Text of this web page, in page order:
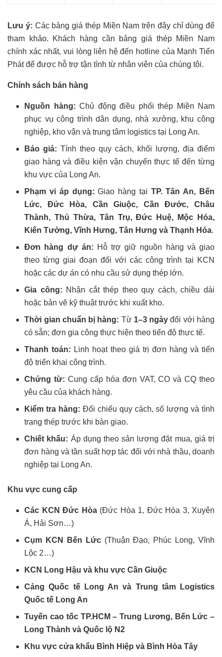
Lưu ý: Các bảng giá thép Miền Nam trên đây chỉ dùng để
tham khảo. Khách hàng cần bảng giá thép Miền Nam
chính xác nhất, vui lòng liên hệ đến hotline của Mạnh Tiến
Phát để được hỗ trợ tận tình từ nhân viên của chúng tôi.
Chính sách bán hàng
Nguồn hàng: Chủ động điều phối thép Miền Nam
phục vụ công trình dân dụng, nhà xưởng, khu công
nghiệp, kho vận và trung tâm logistics tại Long An.
Báo giá: Tính theo quy cách, khối lượng, địa điểm
giao hàng và điều kiện vận chuyển thực tế đến từng
khu vực của Long An.
Phạm vi áp dụng: Giao hàng tại TP. Tân An, Bến
Lức, Đức Hòa, Cần Giuộc, Cần Đước, Châu
Thành, Thủ Thừa, Tân Trụ, Đức Huệ, Mộc Hóa,
Kiến Tường, Vĩnh Hưng, Tân Hưng và Thạnh Hóa.
Đơn hàng dự án: Hỗ trợ giữ nguồn hàng và giao
theo từng giai đoạn đối với các công trình tại KCN
hoặc các dự án có nhu cầu sử dụng thép lớn.
Gia công: Nhận cắt thép theo quy cách, chiều dài
hoặc bản vẽ kỹ thuật trước khi xuất kho.
Thời gian chuẩn bị hàng: Từ 1–3 ngày đối với hàng
có sẵn; đơn gia công thực hiện theo tiến độ thực tế.
Thanh toán: Linh hoạt theo giá trị đơn hàng và tiến
độ triển khai công trình.
Chứng từ: Cung cấp hóa đơn VAT, CO và CQ theo
yêu cầu của khách hàng.
Kiểm tra hàng: Đối chiếu quy cách, số lượng và tình
trạng thép trước khi bàn giao.
Chiết khấu: Áp dụng theo sản lượng đặt mua, giá trị
đơn hàng và tần suất hợp tác đối với nhà thầu, doanh
nghiệp tại Long An.
Khu vực cung cấp
Các KCN Đức Hòa(Đức Hòa 1, Đức Hòa 3, Xuyên
Á, Hải Sơn…)
Cụm KCN Bến Lức(Thuận Đạo, Phúc Long, Vĩnh
Lộc 2…)
KCN Long Hậu và khu vực Cần Giuộc
Cảng Quốc tế Long An và Trung tâm Logistics
Quốc tế Long An
Tuyến cao tốc TP.HCM – Trung Lương, Bến Lức –
Long Thành và Quốc lộ N2
Khu vực cửa khẩu Bình Hiệp và Bình Hòa Tây